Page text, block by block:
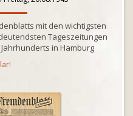
mit den wichtigsten
Tageszeitungen
in Hamburg